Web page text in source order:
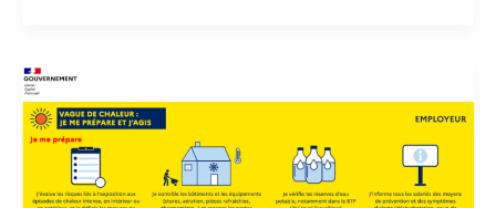
à
l’entrepreneuriat
de
proximité